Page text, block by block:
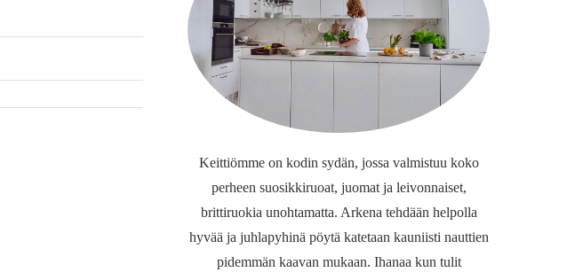
Keittiömme on kodin sydän, jossa valmistuu koko
perheen suosikkiruoat, juomat ja leivonnaiset,
brittiruokia unohtamatta. Arkena tehdään helpolla
hyvää ja juhlapyhinä pöytä katetaan kauniisti nauttien
pidemmän kaavan mukaan. Ihanaa kun tulit